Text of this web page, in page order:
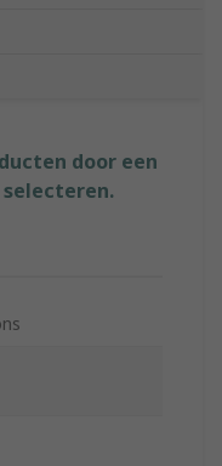
door een